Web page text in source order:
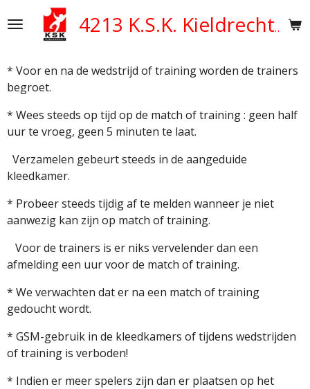
direct
de
hoofdinhoud
4213 K.S.K. Kieldrecht
* Voor en na de wedstrijd of training worden de trainers
begroet.
* Wees steeds op tijd op de match of training : geen half
uur te vroeg, geen 5 minuten te laat.
Verzamelen gebeurt steeds in de aangeduide
kleedkamer.
* Probeer steeds tijdig af te melden wanneer je niet
aanwezig kan zijn op match of training.
Voor de trainers is er niks vervelender dan een
afmelding een uur voor de match of training.
* We verwachten dat er na een match of training
gedoucht wordt.
* GSM-gebruik in de kleedkamers of tijdens wedstrijden
of training is verboden!
* Indien er meer spelers zijn dan er plaatsen op het